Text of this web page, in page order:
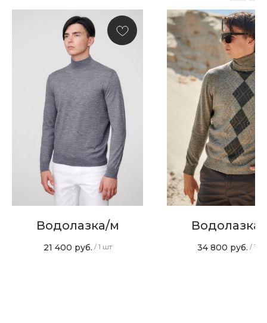
Водолазка/м
21 400 руб. / 1 шт 34 800 руб. / 1 шт
Хотите быть в курсе всех новинок
и акций, подпишитесь на email рассылку
Ваш e-mail
Подписаться
и модный журнал — всё это
в нашем телеграмм канале:
MIR CASHMERE Official